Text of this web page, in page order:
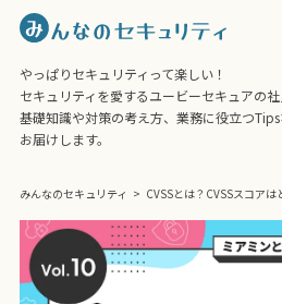
やっぱりセキュリティって楽しい！
セキュリティを愛するユービーセキュアの社
基礎知識や対策の考え方、業務に役立つ
お届けします。
みんなのセキュリティ CVSSとは？CVSSスコア